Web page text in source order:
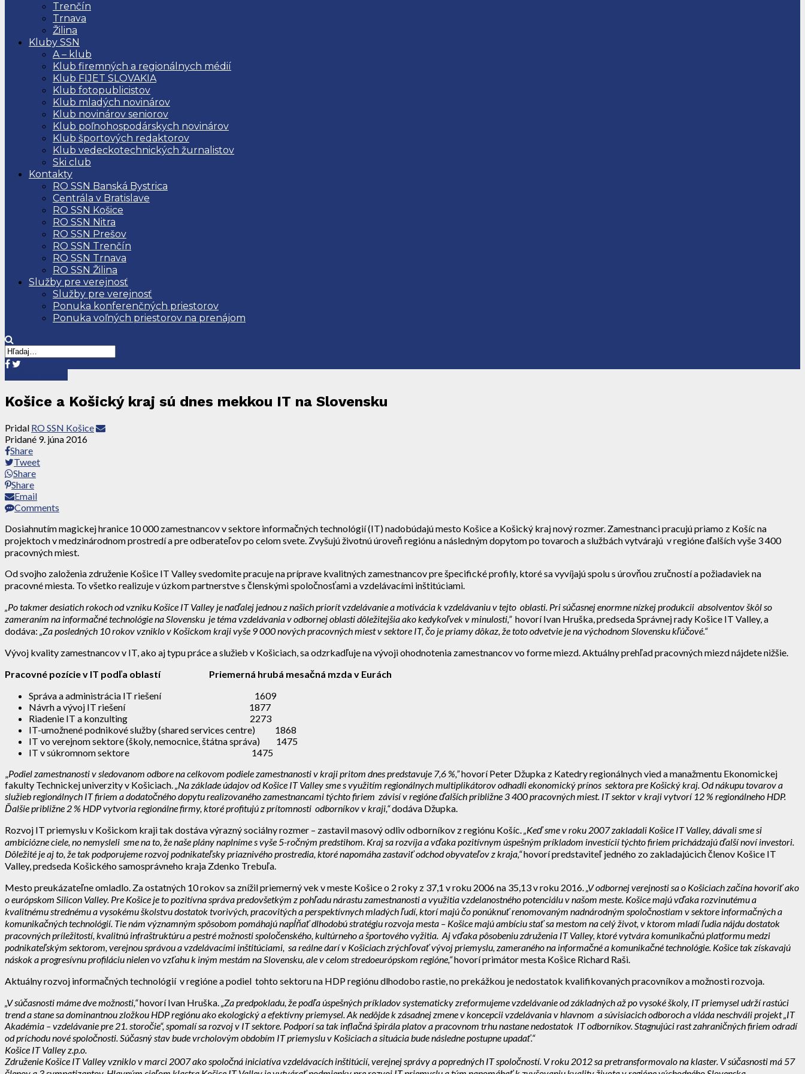
Trenčín
Trnava
Žilina
Kluby SSN
A – klub
Klub firemných a regionálnych médií
Klub FIJET SLOVAKIA
Klub fotopublicistov
Klub mladých novinárov
Klub novinárov seniorov
Klub poľnohospodárskych novinárov
Klub športových redaktorov
Klub vedeckotechnických žurnalistov
Ski club
Kontakty
RO SSN Banská Bystrica
Centrála v Bratislave
RO SSN Košice
RO SSN Nitra
RO SSN Prešov
RO SSN Trenčín
RO SSN Trnava
RO SSN Žilina
Služby pre verejnosť
Služby pre verejnosť
Ponuka konferenčných priestorov
Ponuka voľných priestorov na prenájom
Košice a Košický kraj sú dnes mekkou IT na Slovensku
Pridal RO SSN Košice
Pridané 9. júna 2016
Share
Tweet
Share
Share
Email
Comments
Dosiahnutím magickej hranice 10 000 zamestnancov v sektore informačných technológií (IT) nadobúdajú mesto Košice a Košický kraj nový rozmer. Zamestnanci pracujú priamo z Košíc na
projektoch v medzinárodnom prostredí a pre odberateľov po celom svete. Zvyšujú životnú úroveň regiónu a následným dopytom po tovaroch a službách vytvárajú v regióne ďalších vyše 3 400
pracovných miest.
Od svojho založenia združenie Košice IT Valley svedomite pracuje na príprave kvalitných zamestnancov pre špecifické profily, ktoré sa vyvíjajú spolu s úrovňou zručností a požiadaviek na
pracovné miesta. To všetko realizuje v úzkom partnerstve s členskými spoločnosťami a vzdelávacími inštitúciami.
„Po takmer desiatich rokoch od vzniku Košice IT Valley je naďalej jednou z našich priorít vzdelávanie a motivácia k vzdelávaniu v tejto oblasti. Pri súčasnej enormne nízkej produkcii absolventov škôl so
zameraním na informačné technológie na Slovensku je téma vzdelávania v odbornej oblasti dôležitejšia ako kedykoľvek v minulosti,”hovorí Ivan Hruška, predseda Správnej rady Košice IT Valley, a
dodáva: „Za posledných 10 rokov vzniklo v Košickom kraji vyše 9 000 nových pracovných miest v sektore IT, čo je priamy dôkaz, že toto odvetvie je na východnom Slovensku kľúčové.“
Vývoj kvality zamestnancov v IT, ako aj typu práce a služieb v Košiciach, sa odzrkadľuje na vývoji ohodnotenia zamestnancov vo forme miezd. Aktuálny prehľad pracovných miezd nájdete nižšie.
Pracovné pozície v IT podľa oblastí Priemerná hrubá mesačná mzda v Eurách
Správa a administrácia IT riešení 1609
Návrh a vývoj IT riešení 1877
Riadenie IT a konzulting 2273
IT-umožnené podnikové služby (shared services centre) 1868
IT vo verejnom sektore (školy, nemocnice, štátna správa) 1475
IT v súkromnom sektore 1475
Podiel zamestnanosti v sledovanom odbore na celkovom podiele zamestnanosti v kraji pritom dnes predstavuje 7,6 %,”hovorí Peter Džupka z Katedry regionálnych vied a manažmentu Ekonomickej
fakulty Technickej univerzity v Košiciach.
„Na základe údajov od Košice IT Valley sme s využitím regionálnych multiplikátorov odhadli ekonomický prínos sektora pre Košický kraj. Od nákupu tovarov a
služieb regionálnych IT firiem a dodatočného dopytu realizovaného zamestnancami týchto firiem závisí v regióne ďalších približne 3 400 pracovných miest. IT sektor v kraji vytvorí 12 % regionálneho HDP.
Ďalšie približne 2 % HDP vytvoria regionálne firmy, ktoré profitujú z prítomnosti odborníkov v kraji,“dodáva Džupka.
Rozvoj IT priemyslu v Košickom kraji tak dostáva výrazný sociálny rozmer – zastavil masový odliv odborníkov z regiónu Košíc.
„Keď sme v roku 2007 zakladali Košice IT Valley, dávali sme si
ambiciózne ciele, no nemysleli sme na to, že naše plány naplníme s vyše 5-ročným predstihom. Kraj sa rozvíja a vďaka pozitívnym úspešným príkladom investícií týchto firiem prichádzajú ďalší noví investori.
Dôležité je aj to, že tak podporujeme rozvoj podnikateľsky priaznivého prostredia, ktoré napomáha zastaviť odchod obyvateľov z kraja,“hovorí predstaviteľ jedného zo zakladajúcich členov Košice IT
Valley, predseda Košického samosprávneho kraja Zdenko Trebuľa.
Mesto preukázateľne omladlo. Za ostatných 10 rokov sa znížil priemerný vek v meste Košice o 2 roky z 37,1 v roku 2006 na 35,13 v roku 2016. „V odbornej verejnosti sa o Košiciach začína hovoriť ako
o európskom Silicon Valley. Pre Košice je to pozitívna správa predovšetkým z pohľadu nárastu zamestnanosti a využitia vzdelanostného potenciálu v našom meste. Košice majú vďaka rozvinutému a
kvalitnému strednému a vysokému školstvu dostatok tvorivých, pracovitých a perspektívnych mladých ľudí, ktorí majú čo ponúknuť renomovaným nadnárodným spoločnostiam v sektore informačných a
komunikačných technológií. Tie nám významným spôsobom pomáhajú napĺňať dlhodobú stratégiu rozvoja mesta – Košice majú ambíciu stať sa mestom na celý život, v ktorom mladí ľudia nájdu dostatok
pracovných príležitostí, kvalitnú infraštruktúru a pestré možnosti spoločenského, kultúrneho a športového vyžitia. Aj vďaka pôsobeniu združenia IT Valley, ktoré vytvára komunikačnú platformu medzi
podnikateľským sektorom, verejnou správou a vzdelávacími inštitúciami, sa reálne darí v Košiciach zrýchľovať vývoj priemyslu, zameraného na informačné a komunikačné technológie. Košice tak získavajú
náskok a progresívnu profiláciu nielen vo vzťahu k iným mestám na Slovensku, ale v celom stredoeurópskom regióne,“hovorí primátor mesta Košice Richard Raši.
Aktuálny rozvoj informačných technológií v regióne a podiel tohto sektoru na HDP regiónu dlhodobo rastie, no prekážkou je nedostatok kvalifikovaných pracovníkov a možnosti rozvoja.
„V súčasnosti máme dve možnosti,“hovorí Ivan Hruška.
„Za predpokladu, že podľa úspešných príkladov systematicky zreformujeme vzdelávanie od základných až po vysoké školy, IT priemysel udrží rastúci
trend a stane sa dominantnou zložkou HDP regiónu ako ekologický a efektívny priemysel. Ak nedôjde k zásadnej zmene v koncepcii vzdelávania v hlavnom a súvisiacich odboroch a vláda neschváli projekt „IT
Akadémia – vzdelávanie pre 21. storočie“, spomalí sa rozvoj v IT sektore. Podporí sa tak inflačná špirála platov a pracovnom trhu nastane nedostatok IT odborníkov. Stagnujúci rast zahraničných firiem odradí
od príchodu nové spoločnosti. Súčasný stav bude vrcholovým obdobím IT priemyslu v Košiciach a situácia bude následne postupne upadať.“
Košice IT Valley z.p.o.
Združenie Košice IT Valley vzniklo v marci 2007 ako spoločná iniciatíva vzdelávacích inštitúcií, verejnej správy a popredných IT spoločností. V roku 2012 sa pretransformovalo na klaster. V súčasnosti má 57